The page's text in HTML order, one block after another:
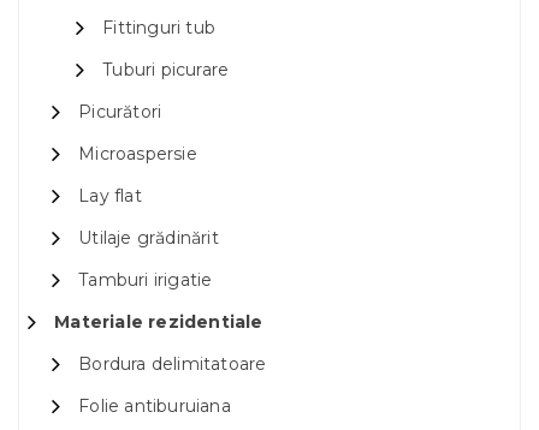
Fittinguri tub
Tuburi picurare
Picurători
Microaspersie
Lay flat
Utilaje grădinărit
Tamburi irigatie
Materiale rezidentiale
Bordura delimitatoare
Folie antiburuiana